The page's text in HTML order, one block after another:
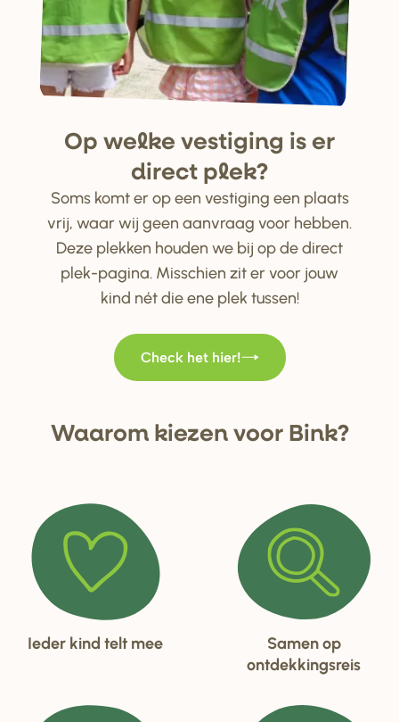
Op welke vestiging is er
direct plek?
Soms komt er op een vestiging een plaats
vrij, waar wij geen aanvraag voor hebben.
Deze plekken houden we bij op de direct
plek-pagina. Misschien zit er voor jouw
kind nét die ene plek tussen!
Check het hier!
Waarom kiezen voorBink?
Ieder kind telt mee
Samen op
ontdekkingsreis